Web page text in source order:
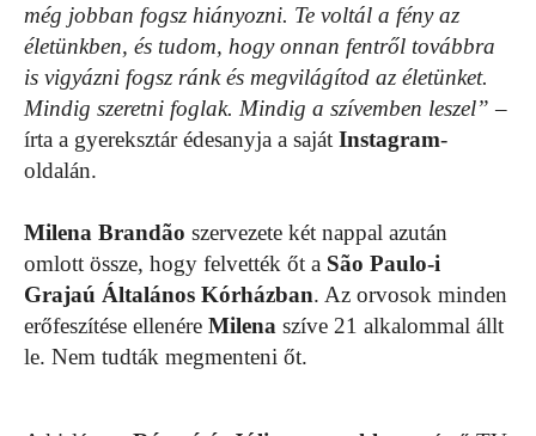
még jobban fogsz hiányozni. Te voltál a fény az
életünkben, és tudom, hogy onnan fentről továbbra
is vigyázni fogsz ránk és megvilágítod az életünket.
Mindig szeretni foglak. Mindig a szívemben leszel” –
írta a gyereksztár édesanyja a saját Instagram-
oldalán.
Milena Brandão szervezete két nappal azután
omlott össze, hogy felvették őt a São Paulo-i
Grajaú Általános Kórházban. Az orvosok minden
erőfeszítése ellenére Milena szíve 21 alkalommal állt
le. Nem tudták megmenteni őt.